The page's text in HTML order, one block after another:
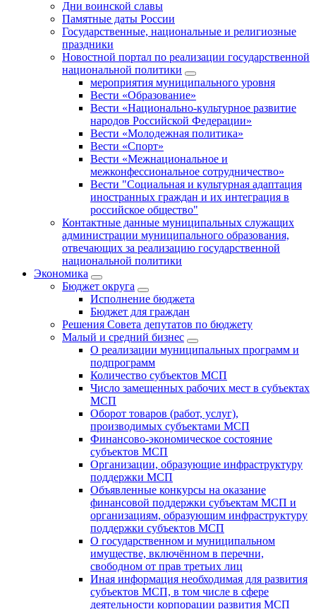
Дни воинской славы
Памятные даты России
Государственные, национальные и религиозные
праздники
Новостной портал по реализации государственной
национальной политики
мероприятия муниципального уровня
Вести «Образование»
Вести «Национально-культурное развитие
народов Российской Федерации»
Вести «Молодежная политика»
Вести «Спорт»
Вести «Межнациональное и
межконфессиональное сотрудничество»
Вести "Социальная и культурная адаптация
иностранных граждан и их интеграция в
российское общество"
Контактные данные муниципальных служащих
администрации муниципального образования,
отвечающих за реализацию государственной
национальной политики
Экономика
Бюджет округa
Исполнение бюджета
Бюджет для граждан
Решения Совета депутатов по бюджету
Малый и средний бизнес
О реализации муниципальных программ и
подпрограмм
Количество субъектов МСП
Число замещенных рабочих мест в субъектах
МСП
Оборот товаров (работ, услуг),
производимых субъектами МСП
Финансово-экономическое состояние
субъектов МСП
Организации, образующие инфраструктуру
поддержки МСП
Объявленные конкурсы на оказание
финансовой поддержки субъектам МСП и
организациям, образующим инфраструктуру
поддержки субъектов МСП
О государственном и муниципальном
имуществе, включённом в перечни,
свободном от прав третьих лиц
Иная информация необходимая для развития
субъектов МСП, в том числе в сфере
деятельности корпорации развития МСП